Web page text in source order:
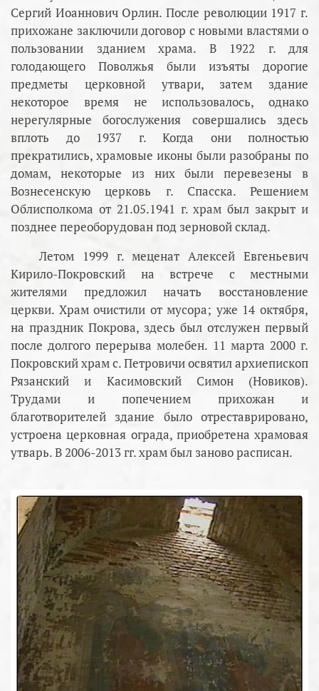
Сергий Иоаннович Орлин. После революции 1917 г.
прихожане заключили договор с новыми властями о
пользовании зданием храма. В 1922 г. для
голодающего Поволжья были изъяты дорогие
предметы церковной утвари, затем здание
некоторое время не использовалось, однако
нерегулярные богослужения совершались здесь
вплоть до 1937 г. Когда они полностью
прекратились, храмовые иконы были разобраны по
домам, некоторые из них были перевезены в
Вознесенскую церковь г. Спасска. Решением
Облисполкома от 21.05.1941 г. храм был закрыт и
позднее переоборудован под зерновой склад.
Летом 1999 г. меценат Алексей Евгеньевич
Кирило-Покровский на встрече с местными
жителями предложил начать восстановление
церкви. Храм очистили от мусора; уже 14 октября,
на праздник Покрова, здесь был отслужен первый
после долгого перерыва молебен. 11 марта 2000 г.
Покровский храм с. Петровичи освятил архиепископ
Рязанский и Касимовский Симон (Новиков).
Трудами и попечением прихожан и
благотворителей здание было отреставрировано,
устроена церковная ограда, приобретена храмовая
утварь. В 2006-2013 гг. храм был заново расписан.